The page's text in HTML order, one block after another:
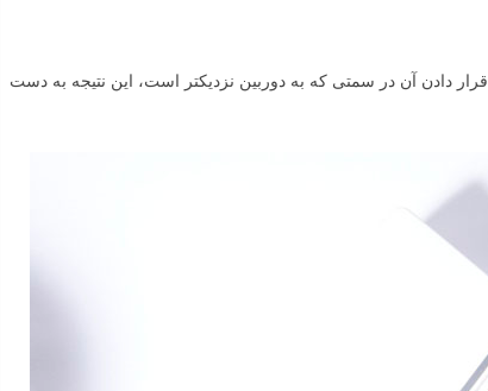
قرار دادن آن در سمتی که به دوربین نزدیکتر است، این نتیجه به دست